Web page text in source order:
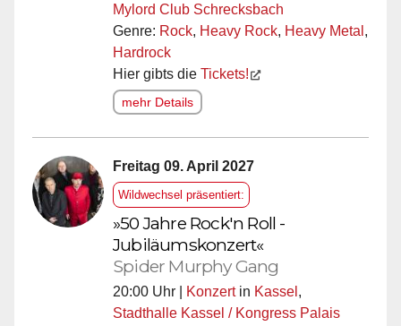
Mylord Club Schrecksbach
Genre: Rock, Heavy Rock, Heavy Metal ,
Hardrock
Hier gibts die Tickets!
mehr Details
Freitag 09. April 2027
Wildwechsel präsentiert:
»50 Jahre Rock'n Roll -
Jubiläumskonzert«
Spider Murphy Gang
20:00 Uhr | Konzertin Kassel ,
Stadthalle Kassel / Kongress Palais